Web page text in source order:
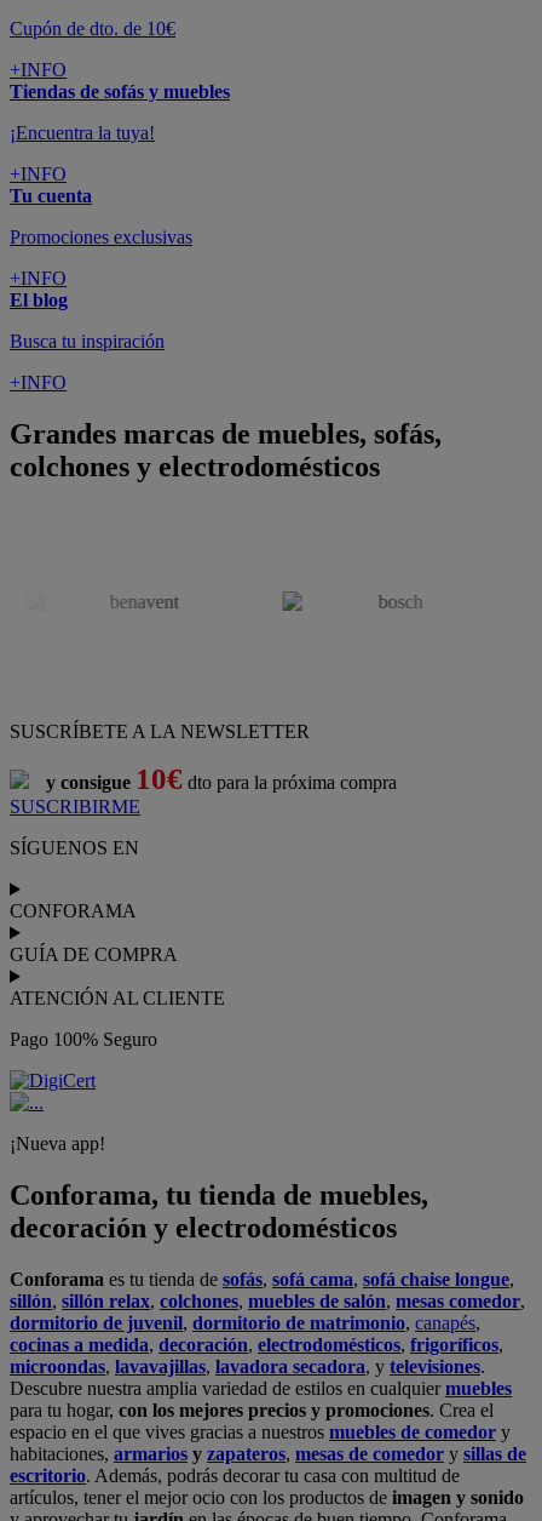
Cupón de dto. de 10€
+INFO
Tiendas de sofás y muebles
¡Encuentra la tuya!
+INFO
Tu cuenta
Promociones exclusivas
+INFO
El blog
Busca tu inspiración
+INFO
Grandes marcas de muebles, sofás,
colchones y electrodomésticos
SUSCRÍBETE A LA NEWSLETTER
y consigue 10€ dto para la próxima compra
SUSCRIBIRME
SÍGUENOS EN
CONFORAMA
GUÍA DE COMPRA
ATENCIÓN AL CLIENTE
Pago 100% Seguro
¡Nueva app!
Conforama, tu tienda de muebles,
decoración y electrodomésticos
Conforama es tu tienda de sofás, sofá cama, sofá chaise longue,
sillón, sillón relax, colchones, muebles de salón, mesas comedor,
dormitorio de juvenil, dormitorio de matrimonio, canapés,
cocinas a medida, decoración, electrodomésticos, frigoríficos,
microondas, lavavajillas, lavadora secadora, y televisiones.
Descubre nuestra amplia variedad de estilos en cualquiermuebles
para tu hogar, con los mejores precios y promociones. Crea el
espacio en el que vives gracias a nuestros muebles de comedor y
habitaciones, armarios y zapateros, mesas de comedor y sillas de
escritorio. Además, podrás decorar tu casa con multitud de
artículos, tener el mejor ocio con los productos de imagen y sonido